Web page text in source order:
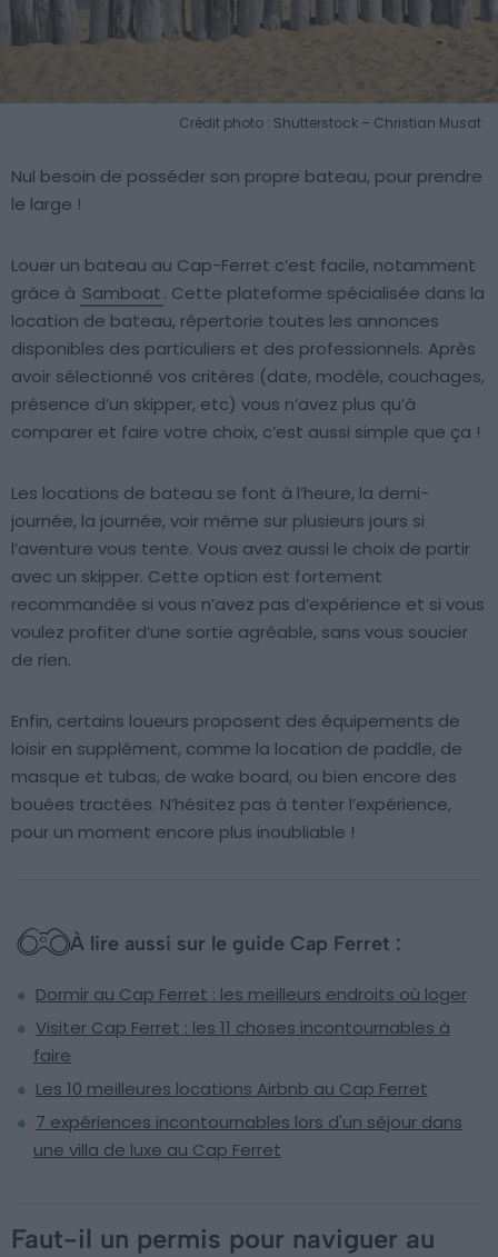
Crédit photo : Shutterstock – Christian Musat
Nul besoin de posséder son propre bateau, pour prendre
le large !
Louer un bateau au Cap-Ferret c’est facile, notamment
grâce à Samboat. Cette plateforme spécialisée dans la
location de bateau, répertorie toutes les annonces
disponibles des particuliers et des professionnels. Après
avoir sélectionné vos critères (date, modèle, couchages,
présence d’un skipper, etc) vous n’avez plus qu’à
comparer et faire votre choix, c’est aussi simple que ça !
Les locations de bateau se font à l’heure, la demi-
journée, la journée, voir même sur plusieurs jours si
l’aventure vous tente. Vous avez aussi le choix de partir
avec un skipper. Cette option est fortement
recommandée si vous n’avez pas d’expérience et si vous
voulez profiter d’une sortie agréable, sans vous soucier
de rien.
Enfin, certains loueurs proposent des équipements de
loisir en supplément, comme la location de paddle, de
masque et tubas, de wake board, ou bien encore des
bouées tractées. N’hésitez pas à tenter l’expérience,
pour un moment encore plus inoubliable !
À lire aussi sur le guide Cap Ferret :
Dormir au Cap Ferret : les meilleurs endroits où loger
Visiter Cap Ferret : les 11 choses incontournables à
faire
Les 10 meilleures locations Airbnb au Cap Ferret
7 expériences incontournables lors d'un séjour dans
une villa de luxe au Cap Ferret
Faut-il un permis pour naviguer au